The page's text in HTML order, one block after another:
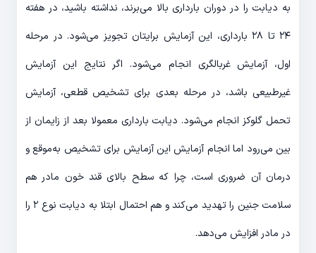
به دیابت را در دوران بارداری بالا می‌برند، نداشته باشید، در هفته
۲۴ تا ۲۸ بارداری، این آزمایش برایتان تجویز می‌شود. در مرحله
اول، آزمایش غربالگری انجام می‌شود. اگر نتایج این آزمایش
غیرطبیعی باشد، در مرحله بعدی برای تشخیص قطعی، آزمایش
تحمل گلوکز انجام می‌شود. دیابت بارداری معمولا بعد از زایمان از
بین می‌رود اما انجام آزمایش این آزمایش برای تشخیص به‌موقع و
درمان آن ضروری است، چرا که سطح بالای قند خون مادر هم
سلامت جنین را تهدید می‌کند و هم احتمال ابتلا به دیابت نوع ۲ را
در مادر افزایش می‌دهد.